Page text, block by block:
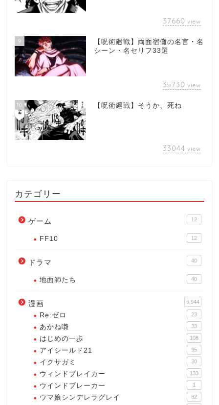
37660 view
9
【呪術廻戦】両面宿儺の名言・名
シーン・名セリフ33選
35730 view
10 【呪術廻戦】そうか、死ね
33044 view
カテゴリー
ゲーム 12
FF10 12
ドラマ 40
地面師たち 40
漫画 6,944
Re:ゼロ 23
あかね囃 33
はじめの一歩 108
アイシールド21 95
イクサガミ 30
ウィンドブレイカー 133
ウインドブレーカー 1
ウマ娘シンデレラグレイ 82